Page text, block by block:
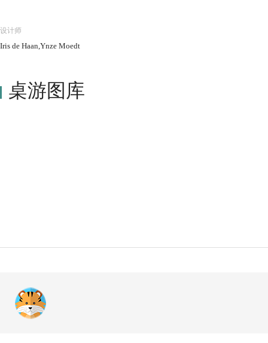
设计师
Iris de Haan,Ynze Moedt
桌游图库